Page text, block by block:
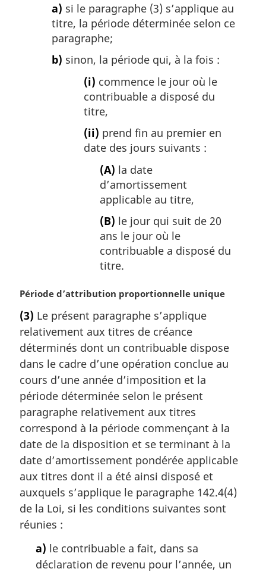
a) si le paragraphe (3) s’applique au
titre, la période déterminée selon ce
paragraphe;
b) sinon, la période qui, à la fois :
(i) commence le jour où le
contribuable a disposé du
titre,
(ii) prend fin au premier en
date des jours suivants :
(A) la date
d’amortissement
applicable au titre,
(B) le jour qui suit de 20
ans le jour où le
contribuable a disposé du
titre.
N
t
e
m
a
g
i
n
a
e
:
Période d’attribution proportionnelle unique
(3) Le présent paragraphe s’applique
relativement aux titres de créance
déterminés dont un contribuable dispose
dans le cadre d’une opération conclue au
cours d’une année d’imposition et la
période déterminée selon le présent
paragraphe relativement aux titres
correspond à la période commençant à la
date de la disposition et se terminant à la
date d’amortissement pondérée applicable
aux titres dont il a été ainsi disposé et
auxquels s’applique le paragraphe 142.4(4)
de la Loi, si les conditions suivantes sont
réunies :
a) le contribuable a fait, dans sa
déclaration de revenu pour l’année, un